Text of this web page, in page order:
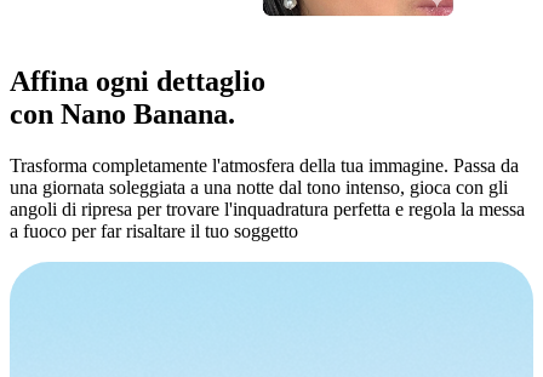
Affina ogni dettaglio
con Nano Banana.
Trasforma completamente l'atmosfera della tua immagine. Passa da
una giornata soleggiata a una notte dal tono intenso, gioca con gli
angoli di ripresa per trovare l'inquadratura perfetta e regola la messa
a fuoco per far risaltare il tuo soggetto